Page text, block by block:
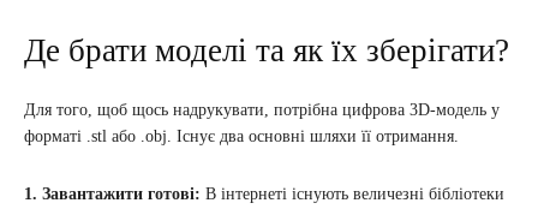
Де брати моделі та як їх зберігати?
Для того, щоб щось надрукувати, потрібна цифрова 3D-модель у
форматі .stl або .obj. Існує два основні шляхи її отримання.
1. Завантажити готові: В інтернеті існують величезні бібліотеки